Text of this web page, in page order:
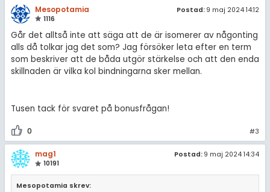
Mesopotamia
1116
Postad: 9 maj 2024 14:12
Går det alltså inte att säga att de är isomerer av någonting
alls då tolkar jag det som? Jag försöker leta efter en term
som beskriver att de båda utgör stärkelse och att den enda
skillnaden är vilka kol bindningarna sker mellan.
Tusen tack för svaret på bonusfrågan!
0 #3
mag1
10191
Postad: 9 maj 2024 14:34
Mesopotamia skrev: